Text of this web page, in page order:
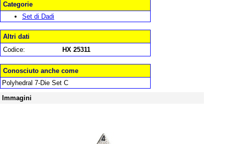
Categorie
Set di Dadi
Altri dati
Codice:
HX 25311
Conosciuto anche come
Polyhedral 7-Die Set C
Immagini